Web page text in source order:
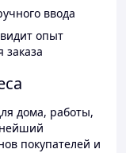
ввода
опыт
заказа
дома, работы,
покупателей и